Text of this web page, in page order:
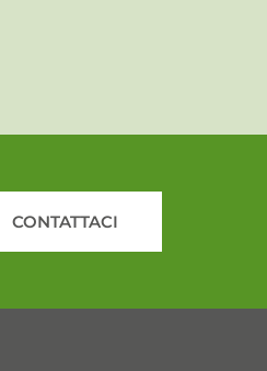
CONTATTACI